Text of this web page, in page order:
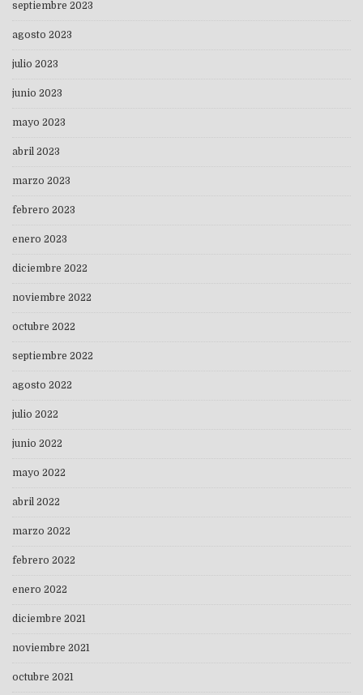
septiembre 2023
agosto 2023
julio 2023
junio 2023
mayo 2023
abril 2023
marzo 2023
febrero 2023
enero 2023
diciembre 2022
noviembre 2022
octubre 2022
septiembre 2022
agosto 2022
julio 2022
junio 2022
mayo 2022
abril 2022
marzo 2022
febrero 2022
enero 2022
diciembre 2021
noviembre 2021
octubre 2021